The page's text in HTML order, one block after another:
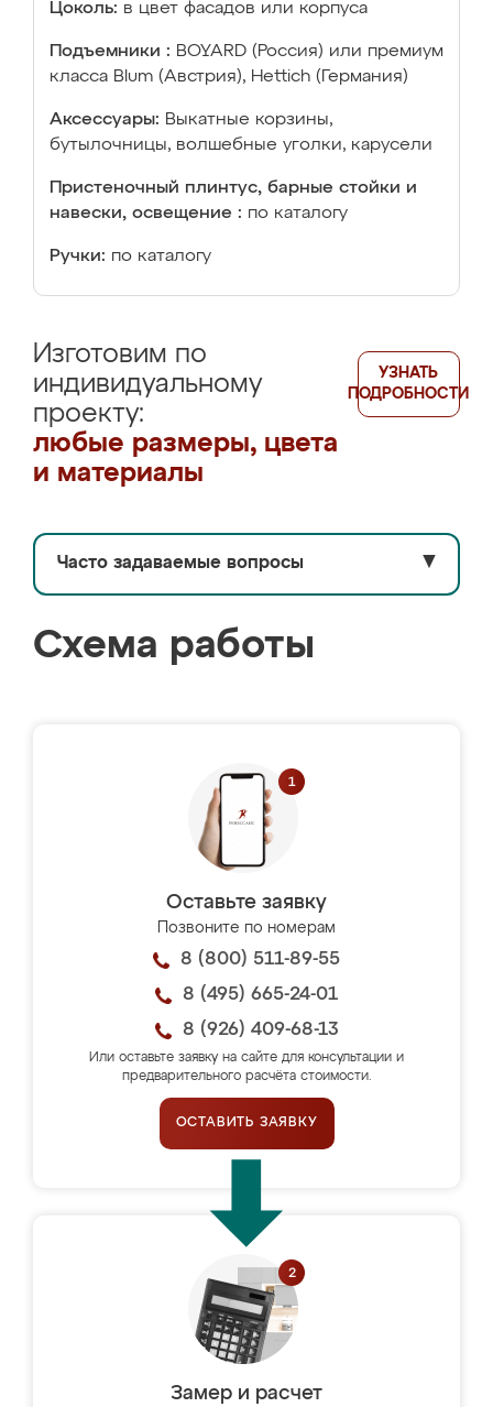
Цоколь: в цвет фасадов или корпуса
Подъемники : BOYARD (Россия) или премиум
класса Blum (Австрия), Hettich (Германия)
Аксессуары: Выкатные корзины,
бутылочницы, волшебные уголки, карусели
Пристеночный плинтус, барные стойки и
навески, освещение : по каталогу
Ручки: по каталогу
Изготовим по
индивидуальному
проекту:
любые размеры, цвета
и материалы
УЗНАТЬ
ПОДРОБНОСТИ
Часто задаваемые вопросы ▼
Схема работы
Оставьте заявку
Позвоните по номерам
8 (800) 511-89-55
8 (495) 665-24-01
8 (926) 409-68-13
Или оставьте заявку на сайте для консультации и
предварительного расчёта стоимости.
ОСТАВИТЬ ЗАЯВКУ
Замер и расчет